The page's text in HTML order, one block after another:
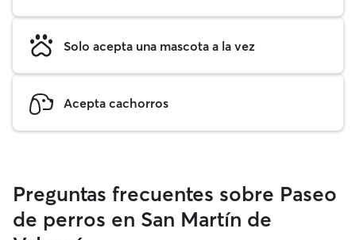
Solo acepta una mascota a la vez
Acepta cachorros
Preguntas frecuentes sobre Paseo
de perros en San Martín de